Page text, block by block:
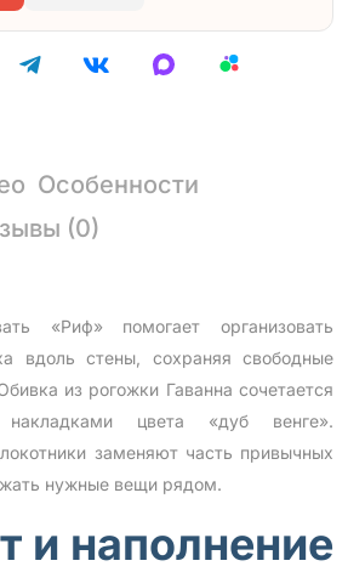
Особенности
(0)
«Риф» помогает организовать
вдоль стены, сохраняя свободные
из рогожки Гаванна сочетается
цвета «дуб венге».
заменяют часть привычных
нужные вещи рядом.
и наполнение